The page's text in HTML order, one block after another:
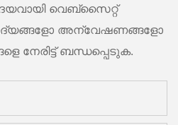
ദയവായി വെബ്സൈറ്റ്
അന്വേഷണങ്ങളോ
നേരിട്ട് ബന്ധപ്പെടുക.